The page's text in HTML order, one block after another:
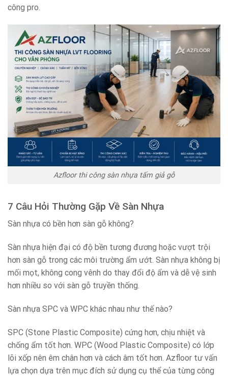
công pro.
Azfloor thi công sàn nhựa tấm giả gỗ
7 Câu Hỏi Thường Gặp Về Sàn Nhựa
Sàn nhựa có bền hơn sàn gỗ không?
Sàn nhựa hiện đại có độ bền tương đương hoặc vượt trội
hơn sàn gỗ trong các môi trường ẩm ướt. Sàn nhựa không bị
mối mọt, không cong vênh do thay đổi độ ẩm và dễ vệ sinh
hơn nhiều so với sàn gỗ truyền thống.
Sàn nhựa SPC và WPC khác nhau như thế nào?
SPC (Stone Plastic Composite) cứng hơn, chịu nhiệt và
chống ẩm tốt hơn. WPC (Wood Plastic Composite) có lớp
lõi xốp nên êm chân hơn và cách âm tốt hơn. Azfloor tư vấn
lựa chọn dựa trên mục đích sử dụng cụ thể của từng công